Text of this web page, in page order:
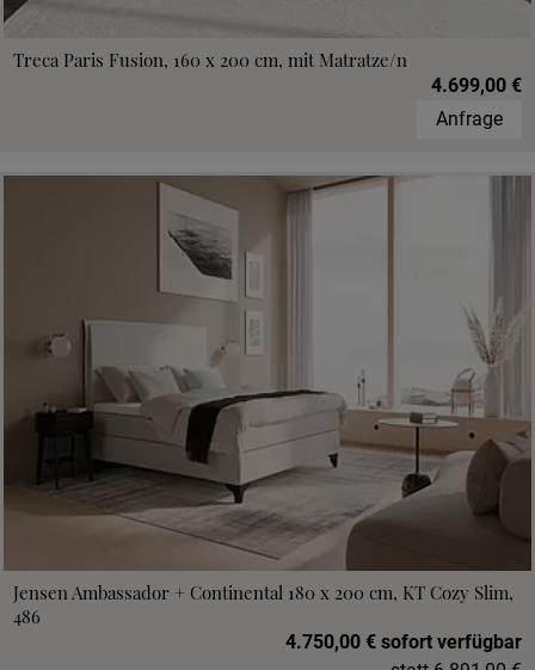
Treca Paris Fusion, 160 x 200 cm, mit Matratze/n
4.699,00 €
Anfrage
Jensen Ambassador + Continental 180 x 200 cm, KT Cozy Slim,
486
4.750,00 € sofort verfügbar